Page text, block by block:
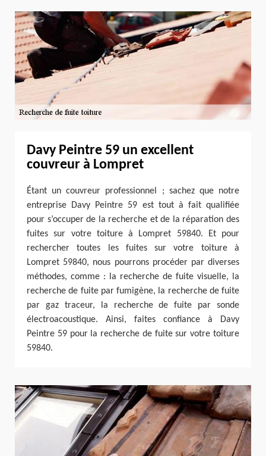
Davy Peintre 59 un excellent
couvreur à Lompret
Étant un couvreur professionnel ; sachez que notre
entreprise Davy Peintre 59 est tout à fait qualifiée
pour s’occuper de la recherche et de la réparation des
fuites sur votre toiture à Lompret 59840. Et pour
rechercher toutes les fuites sur votre toiture à
Lompret 59840, nous pourrons procéder par diverses
méthodes, comme : la recherche de fuite visuelle, la
recherche de fuite par fumigène, la recherche de fuite
par gaz traceur, la recherche de fuite par sonde
électroacoustique. Ainsi, faites confiance à Davy
Peintre 59 pour la recherche de fuite sur votre toiture
59840.